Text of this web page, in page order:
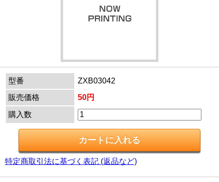
型番
ZXB03042
販売価格
50円
購入数
特定商取引法に基づく表記 (返品など)